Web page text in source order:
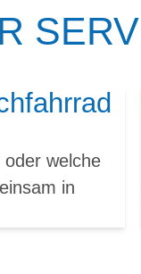
welche
in